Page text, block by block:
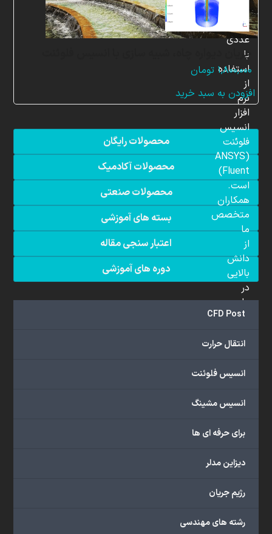
جریان دیواره چاه، شبیه سازی با انسیس فلوئنت
۱,۸۰۰,۰۰۰ تومان
افزودن به سبد خرید
محصولات رایگان
محصولات آکادمیک
محصولات صنعتی
بسته های آموزشی
اعتبار سنجی مقاله
دوره های آموزشی
CFD Post
انتقال حرارت
انسیس فلوئنت
انسیس مشینگ
برای حرفه ای ها
دیزاین مدلر
رژیم جریان
رشته های مهندسی
شبیه
سازی
عددی
با
استفاده
از
نرم
افزار
انسیس
فلوئنت
(ANSYS
Fluent)
است.
همکاران
متخصص
ما
از
دانش
بالایی
در
علم
دینامیک
محاسباتی
برخوردار
مجموعه
خدمات
را
اهداف
پژوهشی،